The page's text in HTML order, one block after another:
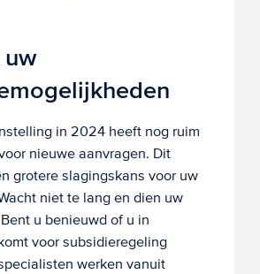
in 2024 heeft nog ruim
nieuwe aanvragen. Dit
grotere slagingskans voor uw
niet te lang en dien uw
u benieuwd of u in
voor subsidieregeling
werken vanuit